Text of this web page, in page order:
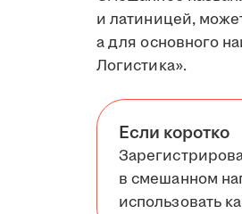
и латиницей,
а для основного
Логистика».
Если коротко
в смешанном
использовать